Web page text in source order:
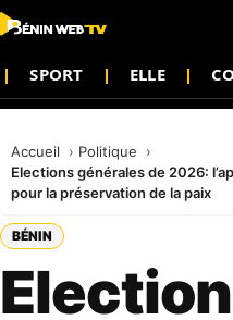
SPORT ELLE
Accueil
Politique
Elections générales de 2026:
pour la préservation de la paix
BÉNIN